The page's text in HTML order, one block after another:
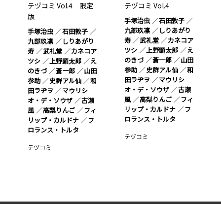
テヅコミ Vol.4 限定
版
手塚治虫
石田敦子
九部玖凛
しりあがり
寿
武礼堂
カネコア
ツシ
上野顕太郎
え
のきづ
蒼一郎
山田
参助
史群アル仙
和
田ラヂヲ
マウリシ
オ・デ・ソウザ
古瀬
風
高梨りんご
フィ
リップ・カルドナ
フ
ロランス・トルタ
テヅコミ
テヅコミ Vol.4
手塚治虫
石田敦子
九部玖凛
しりあがり
寿
武礼堂
カネコア
ツシ
上野顕太郎
え
のきづ
蒼一郎
山田
参助
史群アル仙
和
田ラヂヲ
マウリシ
オ・デ・ソウザ
古瀬
風
高梨りんご
フィ
リップ・カルドナ
フ
ロランス・トルタ
テヅコミ